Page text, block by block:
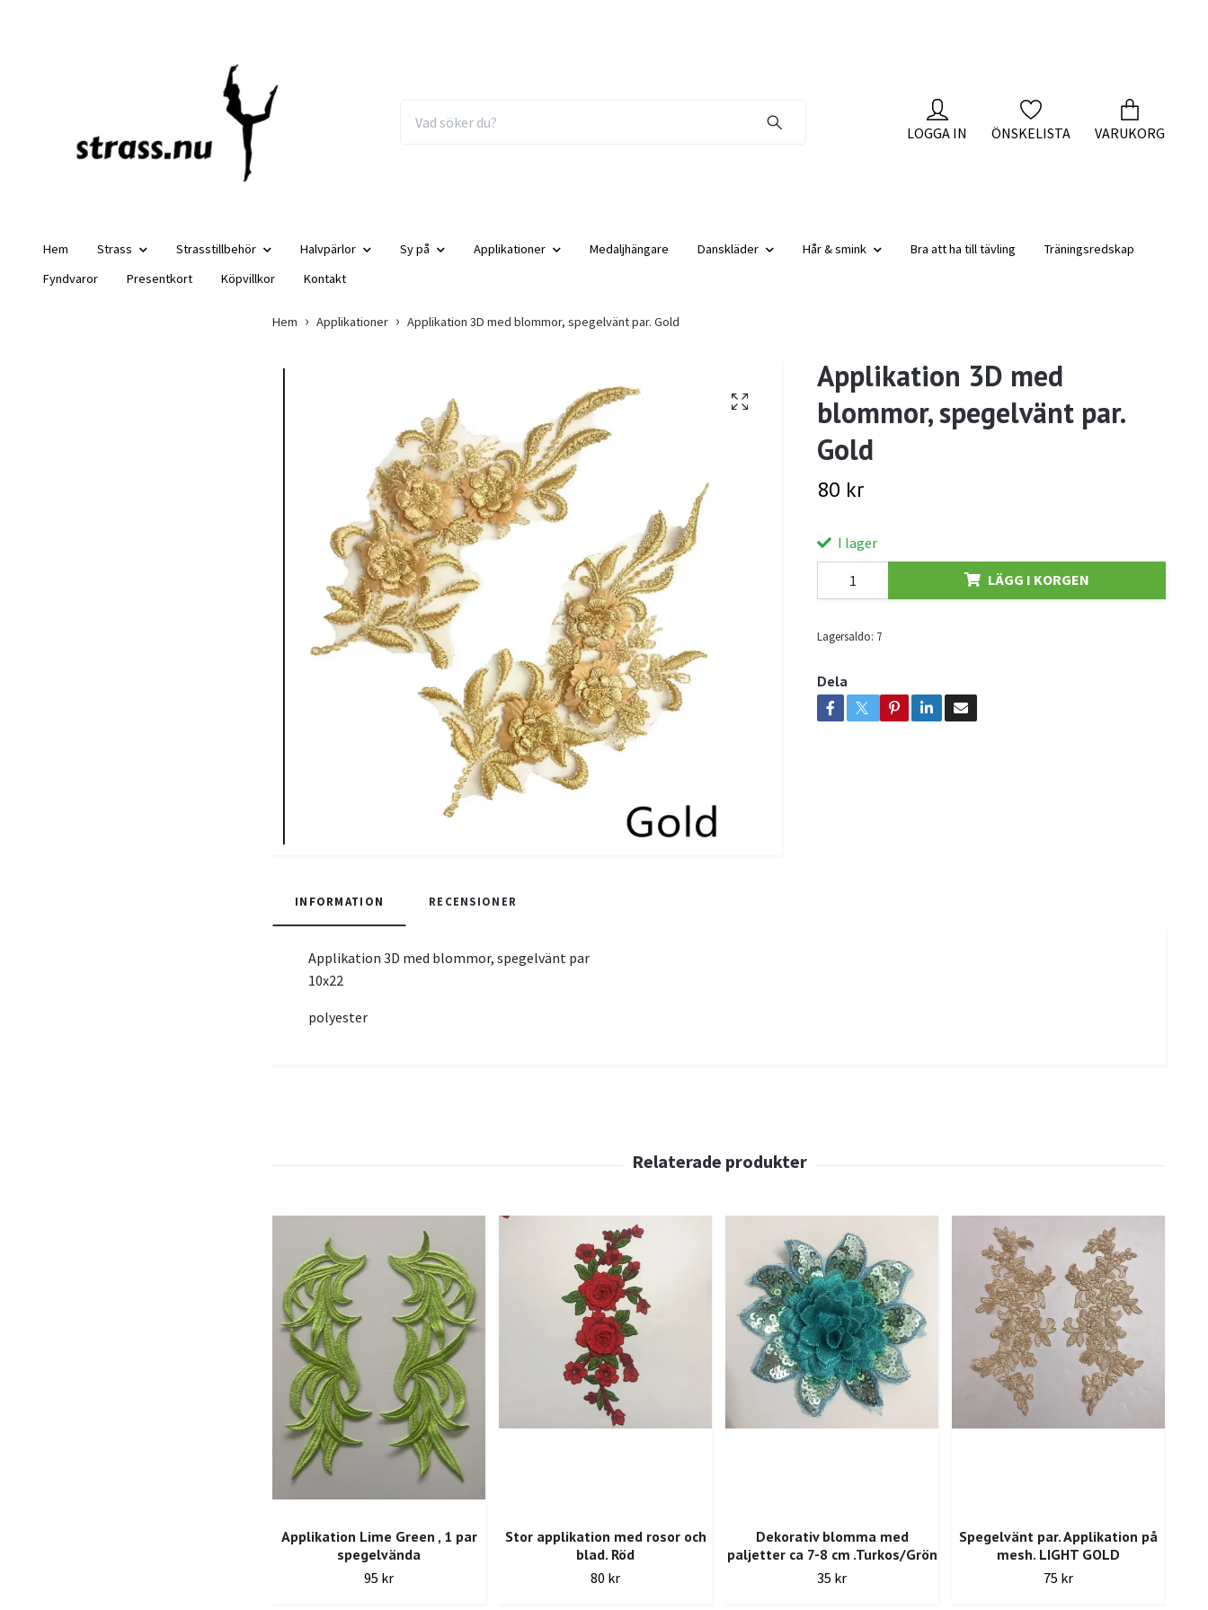
LOGGA IN ÖNSKELISTA VARUKORG
Hem Strass Strasstillbehör Halvpärlor Sy på Applikationer Medaljhängare Danskläder Hår & smink Bra att ha till tävling
Träningsredskap
Fyndvaror
Presentkort Köpvillkor Kontakt
Hem Applikationer Applikation 3D med blommor, spegelvänt par. Gold
Applikation 3D med
blommor, spegelvänt par.
Gold
80 kr
I lager
LÄGG I KORGEN
Lagersaldo: 7
Dela
INFORMATION RECENSIONER
Applikation 3D med blommor, spegelvänt par
10x22
polyester
Applikation Lime Green , 1 par
spegelvända
95 kr
Stor applikation med rosor och
blad. Röd
80 kr
Dekorativ blomma med
paljetter ca 7-8 cm .Turkos/Grön
35 kr
Spegelvänt par. Applikation på
mesh. LIGHT GOLD
75 kr